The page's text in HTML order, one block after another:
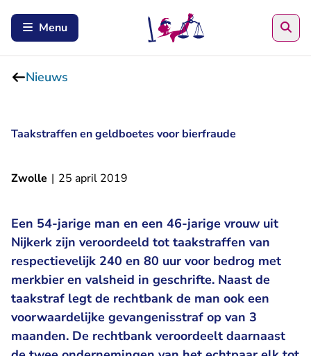
Menu
Nieuws
Taakstraffen en geldboetes voor bierfraude
Zwolle | 25 april 2019
Een 54-jarige man en een 46-jarige vrouw uit
Nijkerk zijn veroordeeld tot taakstraffen van
respectievelijk 240 en 80 uur voor bedrog met
merkbier en valsheid in geschrifte. Naast de
taakstraf legt de rechtbank de man ook een
voorwaardelijke gevangenisstraf op van 3
maanden. De rechtbank veroordeelt daarnaast